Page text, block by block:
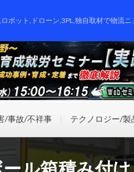
ボット,ドローン,3PL,独自取材で物流
/事故/不祥事 テクノロジー/製